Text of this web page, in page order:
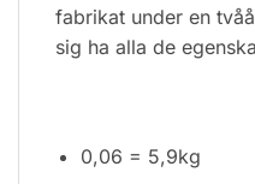
fabrikat under en
sig ha alla de
0,06 = 5,9kg